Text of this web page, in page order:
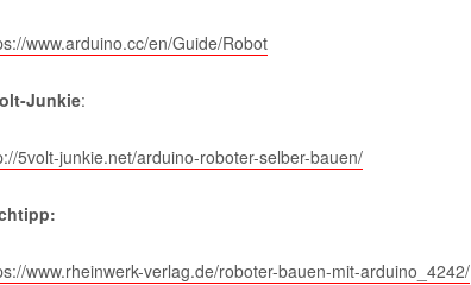
www.arduino.cc/en/Guide/Robot
Junkie:
5volt-junkie.net/arduino-roboter-selber-bauen/
www.rheinwerk-verlag.de/roboter-bauen-mit-arduino_4242/